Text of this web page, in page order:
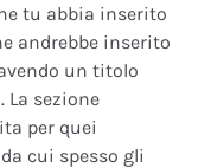
tu abbia inserito
andrebbe inserito
un titolo
La sezione
per quei
cui spesso gli